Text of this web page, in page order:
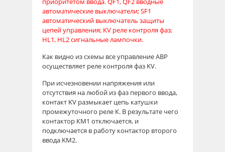
автоматические выключатели; SF1
автоматический выключатель защиты
цепей управления; KV реле контроля фаз;
HL1, HL2 сигнальные лампочки.
Как видно из схемы все управление АВР
осуществляет реле контроля фаз KV.
При исчезновении напряжения или
отсутствия на любой из фаз первого ввода,
контакт KV размыкает цепь катушки
промежуточного реле К. В результате чего
контактор КМ1 отключается, и
подключается в работу контактор второго
ввода KM2.